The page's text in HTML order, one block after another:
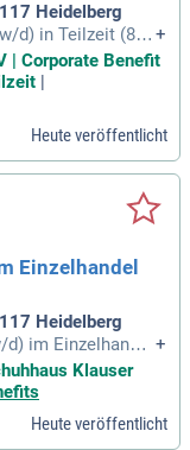
Heidelberg
d) in Teilzeit (80-
Heidelberg! In de
Paar Schu
Du präsentiers
ist für dic
dich profes
bist du
und lernbereit bi
und Trends hast, f
+
| Corporate Benefit
Heute veröffentlicht
Einzelhandel
Heidelberg
im Einzelhandel
Hollenbach in H
Kunden ru
legen großen W
+
Klauser
Heute veröffentlicht